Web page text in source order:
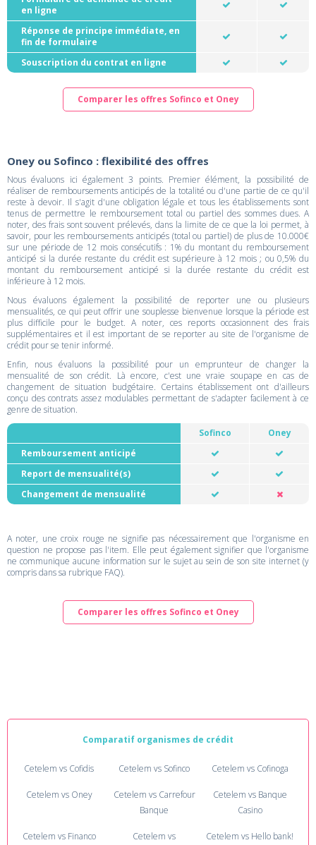
en ligne
Réponse de principe immédiate, en
fin de formulaire
Souscription du contrat en ligne
Comparer les offres Sofinco et Oney
Oney ou Sofinco : flexibilité des offres
Nous évaluons ici également 3 points. Premier élément, la possibilité de
réaliser de remboursements anticipés de la totalité ou d'une partie de ce qu'il
reste à devoir. Il s'agit d'une obligation légale et tous les établissements sont
tenus de permettre le remboursement total ou partiel des sommes dues. A
noter, des frais sont souvent prélevés, dans la limite de ce que la loi permet, à
savoir, pour les remboursements anticipés (total ou partiel) de plus de 10.000€
sur une période de 12 mois consécutifs : 1% du montant du remboursement
anticipé si la durée restante du crédit est supérieure à 12 mois ; ou 0,5% du
montant du remboursement anticipé si la durée restante du crédit est
inférieure à 12 mois.
Nous évaluons également la possibilité de reporter une ou plusieurs
mensualités, ce qui peut offrir une souplesse bienvenue lorsque la période est
plus difficile pour le budget. A noter, ces reports occasionnent des frais
supplémentaires et il est important de se reporter au site de l'organisme de
crédit pour se tenir informé.
Enfin, nous évaluons la possibilité pour un emprunteur de changer la
mensualité de son crédit. Là encore, c'est une vraie soupape en cas de
changement de situation budgétaire. Certains établissement ont d'ailleurs
conçu des contrats assez modulables permettant de s'adapter facilement à ce
genre de situation.
Sofinco
Oney
Remboursement anticipé
Report de mensualité(s)
Changement de mensualité
A noter, une croix rouge ne signifie pas nécessairement que l'organisme en
question ne propose pas l'item. Elle peut également signifier que l'organisme
ne communique aucune information sur le sujet au sein de son site internet (y
compris dans sa rubrique FAQ).
Comparer les offres Sofinco et Oney
Comparatif organismes de crédit
Cetelem vs Cofidis Cetelem vs Sofinco Cetelem vs Cofinoga
Cetelem vs Oney
Cetelem vs Carrefour
Banque
Cetelem vs Banque
Casino
Cetelem vs Financo
Cetelem vs
Cetelem vs Hello bank!